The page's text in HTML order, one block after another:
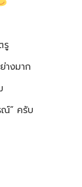
รู
างมาก
ณ์” ครับ